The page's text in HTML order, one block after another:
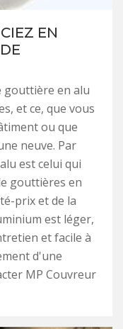
EN
gouttière en alu
et ce, que vous
ou que
neuve. Par
est celui qui
gouttières en
prix et de la
est léger,
et facile à
d'une
MP Couvreur